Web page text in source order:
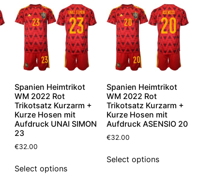
Spanien Heimtrikot
WM 2022 Rot
Trikotsatz Kurzarm +
Kurze Hosen mit
Aufdruck UNAI SIMON
23
€32.00
Select options
Spanien Heimtrikot
WM 2022 Rot
Trikotsatz Kurzarm +
Kurze Hosen mit
Aufdruck ASENSIO 20
€32.00
Select options